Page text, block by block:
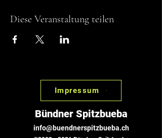
Diese Veranstaltung teilen
Impressum
Bündner Spitzbueba
info@buendnerspitzbueba.ch